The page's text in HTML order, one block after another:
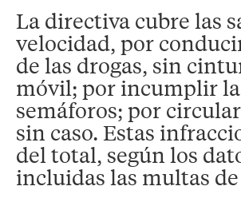
La directiva cubre las
velocidad, por
de las drogas, sin
móvil; por incumplir
semáforos; por
sin caso. Estas
del total, según los
incluidas las multas